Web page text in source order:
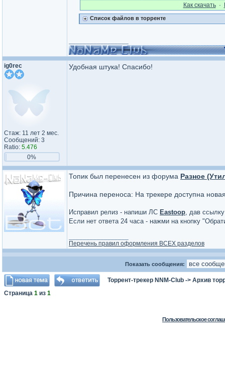
Как cкачать·
Список файлов в торренте
ig0rec
Стаж: 11 лет 2 мес.
Сообщений: 3
Ratio: 5.476
0%
Удобная штука! Спасибо!
Топик был перенесен из форума Разное
Причина переноса: На трекере доступна
Исправил релиз - напиши ЛС Eastoop, дав
Если нет ответа 24 часа - нажми на кнопку
Перечень правил оформления ВСЕХ разделов
Показать сообщения:
Торрент-трекер NNM-Club -> Архив
Страница 1 из 1
Пользовательское